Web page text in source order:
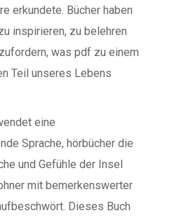
erkundete. Bücher haben
inspirieren, zu belehren
was pdf zu einem
Teil unseres Lebens
eine
Sprache, hörbücher die
und Gefühle der Insel
mit bemerkenswerter
Dieses Buch